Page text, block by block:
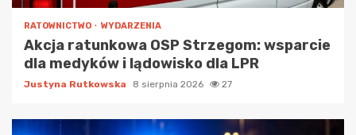
RATOWNICTWO WYDARZENIA
Akcja ratunkowa OSP Strzegom: wsparcie
dla medyków i lądowisko dla LPR
Justyna Rutkowska 8 sierpnia 2026 27